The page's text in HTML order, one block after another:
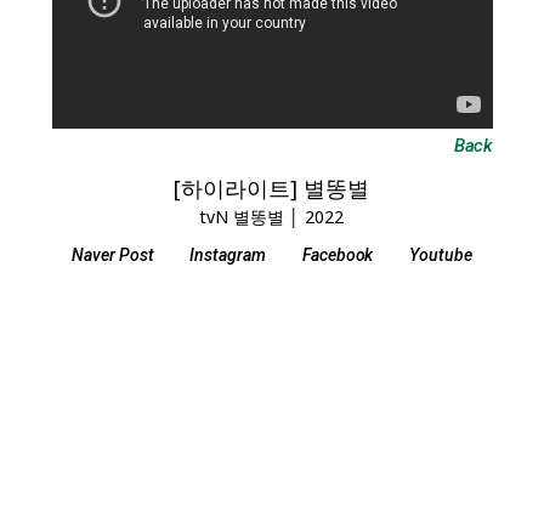
Back
[하이라이트] 별똥별
tvN 별똥별 │ 2022
Naver Post Instagram Facebook Youtube